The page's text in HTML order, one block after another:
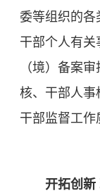
委等组织的各
干部个人有关
（境）备案
核、干部人事
干部监督工作
开拓创新